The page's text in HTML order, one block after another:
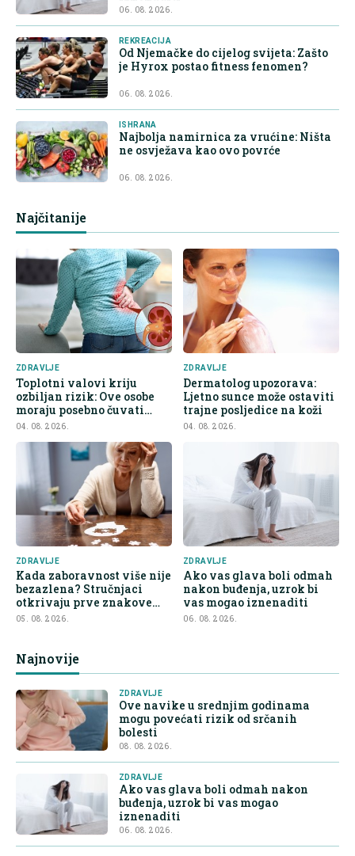
06. 08. 2026.
REKREACIJA
Od Njemačke do cijelog svijeta: Zašto
je Hyrox postao fitness fenomen?
06. 08. 2026.
ISHRANA
Najbolja namirnica za vrućine: Ništa
ne osvježava kao ovo povrće
06. 08. 2026.
Najčitanije
ZDRAVLJE
Toplotni valovi kriju
ozbiljan rizik: Ove osobe
moraju posebno čuvati
bubrege
04. 08. 2026.
ZDRAVLJE
Dermatolog upozorava:
Ljetno sunce može ostaviti
trajne posljedice na koži
04. 08. 2026.
ZDRAVLJE
Kada zaboravnost više nije
bezazlena? Stručnjaci
otkrivaju prve znakove
demencije
05. 08. 2026.
ZDRAVLJE
Ako vas glava boli odmah
nakon buđenja, uzrok bi
vas mogao iznenaditi
06. 08. 2026.
Najnovije
ZDRAVLJE
Ove navike u srednjim godinama
mogu povećati rizik od srčanih
bolesti
08. 08. 2026.
ZDRAVLJE
Ako vas glava boli odmah nakon
buđenja, uzrok bi vas mogao
iznenaditi
06. 08. 2026.